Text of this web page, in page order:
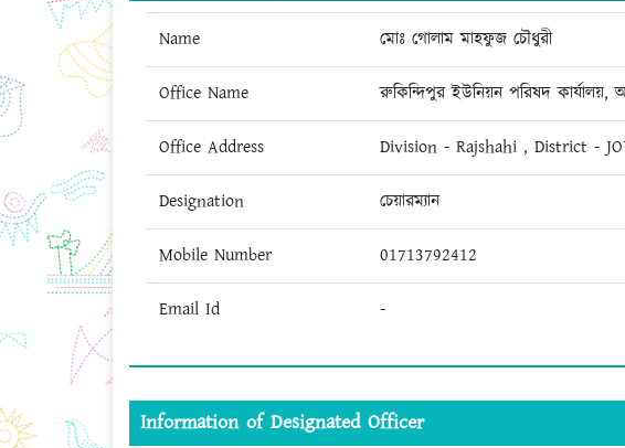
Name মোঃ গোলাম মাহফুজ চৌধুরী
Office Name রুকিন্দিপুর ইউনিয়ন পরিষদ
Office Address Division - Rajshahi , District -
Designation চেয়ারম্যান
Mobile Number 01713792412
Email Id -
Information of Designated Officer